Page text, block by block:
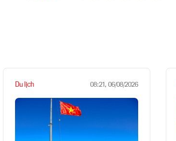
Du lịch 08:21, 06/08/2026